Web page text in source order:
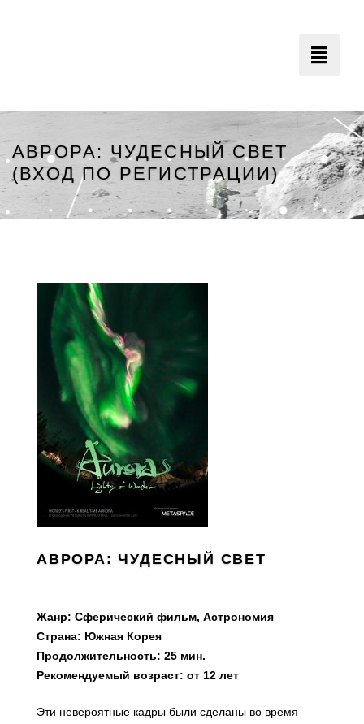
Toggle
АВРОРА: ЧУДЕСНЫЙ СВЕТ
(ВХОД ПО РЕГИСТРАЦИИ)
АВРОРА: ЧУДЕСНЫЙ СВЕТ
Жанр: Сферический фильм, Астрономия
Страна: Южная Корея
Продолжительность: 25 мин.
Рекомендуемый возраст: от 12 лет
Эти невероятные кадры были сделаны во время